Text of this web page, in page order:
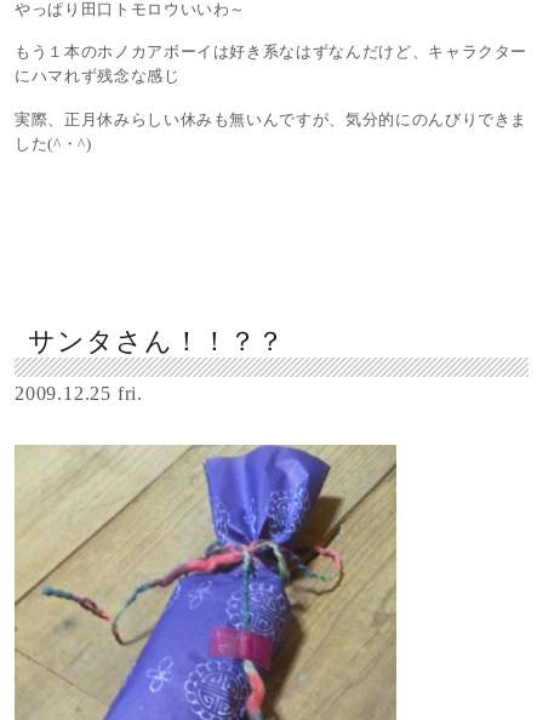
やっぱり田口トモロウいいわ～
もう１本のホノカアボーイは好き系なはずなんだけど、キャラクター
にハマれず残念な感じ
実際、正月休みらしい休みも無いんですが、気分的にのんびりできま
した(^・^)
サンタさん！！？？
2009.12.25 fri.